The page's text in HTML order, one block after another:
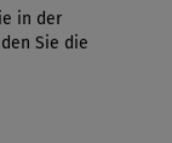
in der
Sie die